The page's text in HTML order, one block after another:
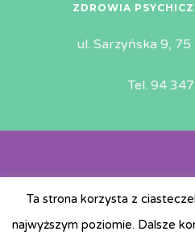
ZDROWIA
ul. Sarzyńska 9,
Tel. 94
© Copyright 2019 | All
Ta strona korzysta z
najwyższym poziomie. Dalsze